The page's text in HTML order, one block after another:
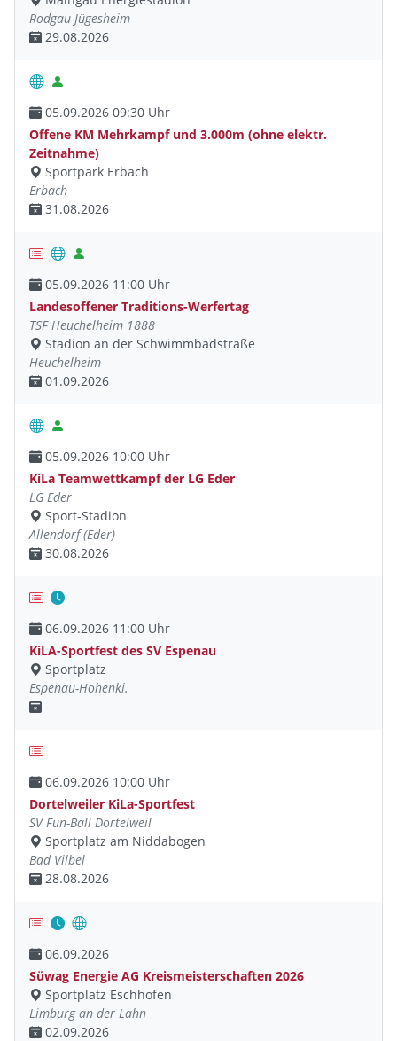
Rodgau-Jügesheim
29.08.2026
05.09.2026 09:30 Uhr
Offene KM Mehrkampf und 3.000m (ohne elektr.
Zeitnahme)
Sportpark Erbach
Erbach
31.08.2026
05.09.2026 11:00 Uhr
Landesoffener Traditions-Werfertag
TSF Heuchelheim 1888
Stadion an der Schwimmbadstraße
Heuchelheim
01.09.2026
05.09.2026 10:00 Uhr
KiLa Teamwettkampf der LG Eder
LG Eder
Sport-Stadion
Allendorf (Eder)
30.08.2026
06.09.2026 11:00 Uhr
KiLA-Sportfest des SV Espenau
Sportplatz
Espenau-Hohenki.
-
06.09.2026 10:00 Uhr
Dortelweiler KiLa-Sportfest
SV Fun-Ball Dortelweil
Sportplatz am Niddabogen
Bad Vilbel
28.08.2026
06.09.2026
Süwag Energie AG Kreismeisterschaften 2026
Sportplatz Eschhofen
Limburg an der Lahn
02.09.2026